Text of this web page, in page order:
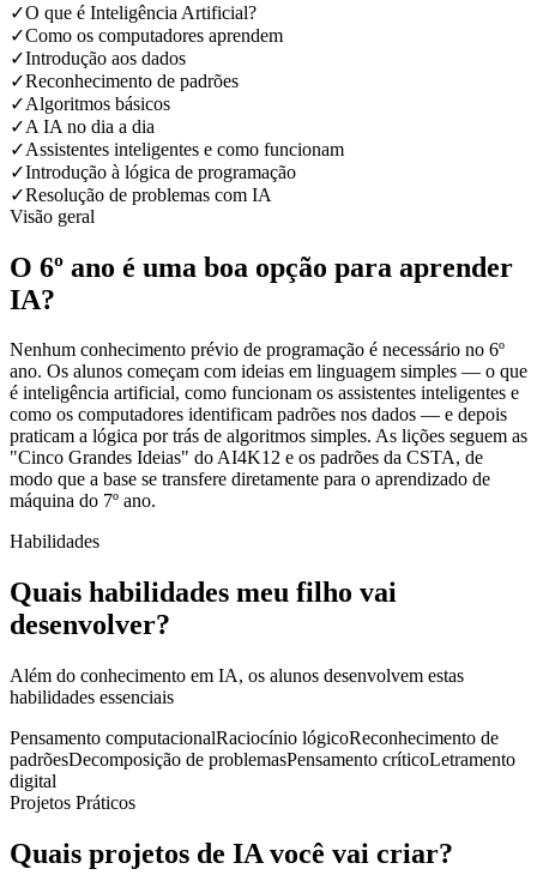
✓O que é Inteligência Artificial?
✓Como os computadores aprendem
✓Introdução aos dados
✓Reconhecimento de padrões
✓Algoritmos básicos
✓A IA no dia a dia
✓Assistentes inteligentes e como funcionam
✓Introdução à lógica de programação
✓Resolução de problemas com IA
Visão geral
O 6º ano é uma boa opção para aprender
IA?
Nenhum conhecimento prévio de programação é necessário no 6º
ano. Os alunos começam com ideias em linguagem simples — o que
é inteligência artificial, como funcionam os assistentes inteligentes e
como os computadores identificam padrões nos dados — e depois
praticam a lógica por trás de algoritmos simples. As lições seguem as
"Cinco Grandes Ideias" do AI4K12 e os padrões da CSTA, de
modo que a base se transfere diretamente para o aprendizado de
máquina do 7º ano.
Habilidades
Quais habilidades meu filho vai
desenvolver?
Além do conhecimento em IA, os alunos desenvolvem estas
habilidades essenciais
Pensamento computacionalRaciocínio lógicoReconhecimento de
padrõesDecomposição de problemasPensamento críticoLetramento
digital
Projetos Práticos
Quais projetos de IA você vai criar?